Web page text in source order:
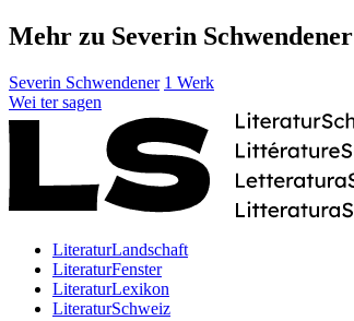
Mehr zu Severin Schwendener
Severin Schwendener 1 Werk
Wei ter sagen
LiteraturLandschaft
LiteraturFenster
LiteraturLexikon
LiteraturSchweiz